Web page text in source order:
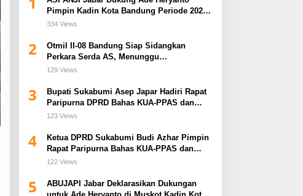
Pimpin Kadin Kota Bandung Periode 2026–
2031
334 Views
2
Otmil II-08 Bandung Siap Sidangkan
Perkara Serda AS, Menunggu
Rekomendasi Korem Sunan Gunung Jati
129 Views
3
Bupati Sukabumi Asep Japar Hadiri Rapat
Paripurna DPRD Bahas KUA-PPAS dan
Raperda Disabilitas
123 Views
4
Ketua DPRD Sukabumi Budi Azhar Pimpin
Rapat Paripurna Bahas KUA-PPAS dan
Raperda Tirta Jaya
122 Views
5
ABUJAPI Jabar Deklarasikan Dukungan